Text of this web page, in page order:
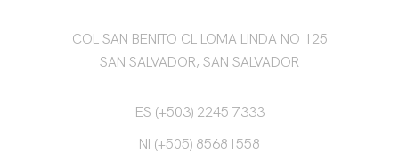
COL SAN BENITO CL LOMA LINDA NO 125
SAN SALVADOR, SAN SALVADOR
ES (+503) 2245 7333
NI (+505) 85681558